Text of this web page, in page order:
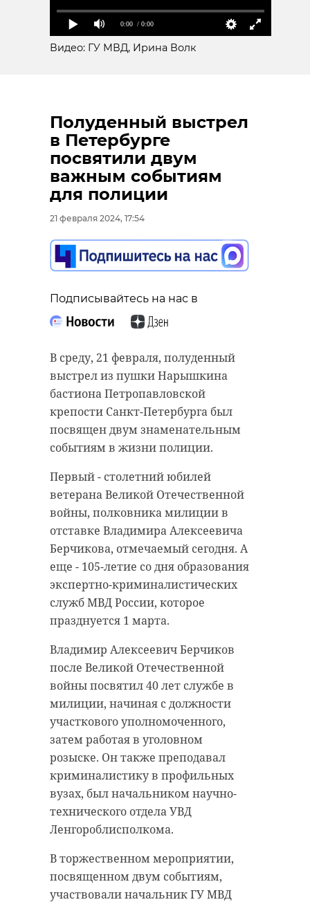
0:00 / 0:00
Видео: ГУ МВД, Ирина Волк
Полуденный выстрел
в Петербурге
посвятили двум
важным событиям
для полиции
21 февраля 2024, 17:54
Подписывайтесь на нас в
В среду, 21 февраля, полуденный
выстрел из пушки Нарышкина
бастиона Петропавловской
крепости Санкт-Петербурга был
посвящен двум знаменательным
событиям в жизни полиции.
Первый - столетний юбилей
ветерана Великой Отечественной
войны, полковника милиции в
отставке Владимира Алексеевича
Берчикова, отмечаемый сегодня. А
еще - 105-летие со дня образования
экспертно-криминалистических
служб МВД России, которое
празднуется 1 марта.
Владимир Алексеевич Берчиков
после Великой Отечественной
войны посвятил 40 лет службе в
милиции, начиная с должности
участкового уполномоченного,
затем работая в уголовном
розыске. Он также преподавал
криминалистику в профильных
вузах, был начальником научно-
технического отдела УВД
Ленгороблисполкома.
В торжественном мероприятии,
посвященном двум событиям,
участвовали начальник ГУ МВД